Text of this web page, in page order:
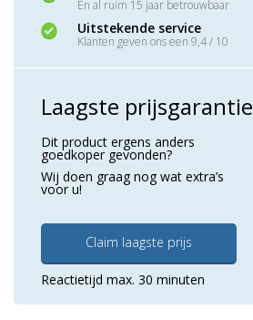
En al ruim 15 jaar betrouwbaar
Uitstekende service
Klanten geven ons een 9,4 / 10
Laagste prijsgarantie
Dit product ergens anders
goedkoper gevonden?
Wij doen graag nog wat extra’s
voor u!
Claim laagste prijs
Reactietijd max. 30 minuten